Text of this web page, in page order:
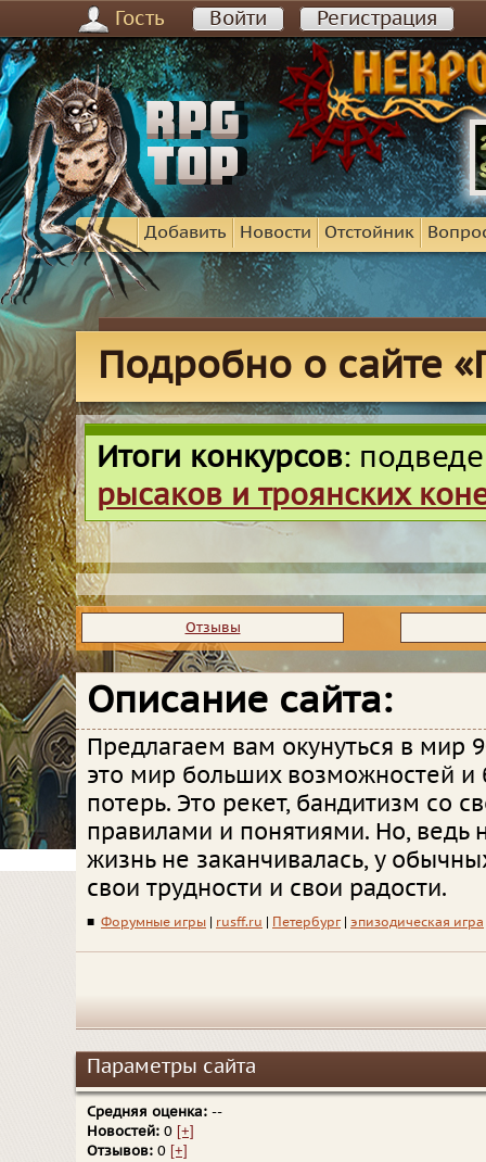
Гость Войти Регистрация
Добавить Новости Отстойник
Подробно о сайте
Итоги конкурсов:
рысаков и троянских
Отзывы
Описание сайта:
Предлагаем вам окунуться в мир
это мир больших возможностей и
потерь. Это рекет, бандитизм со
правилами и понятиями. Но, ведь
жизнь не заканчивалась, у
свои трудности и свои радости.
■ Форумные игры rusff.ru Петербург эпизодическая игра
Параметры сайта
Средняя оценка: --
Новостей: 0 [+]
Отзывов: 0 [+]